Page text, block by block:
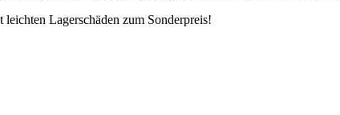
Lagerschäden zum Sonderpreis!